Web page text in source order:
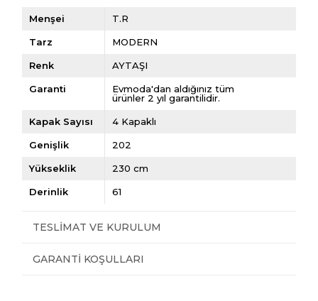
Menşei T.R
Tarz MODERN
Renk AYTAŞI
Garanti
Evmoda'dan aldığınız tüm
ürünler 2 yıl garantilidir.
Kapak Sayısı 4 Kapaklı
Genişlik 202
Yükseklik 230 cm
Derinlik 61
TESLIMAT VE KURULUM
GARANTI KOŞULLARI